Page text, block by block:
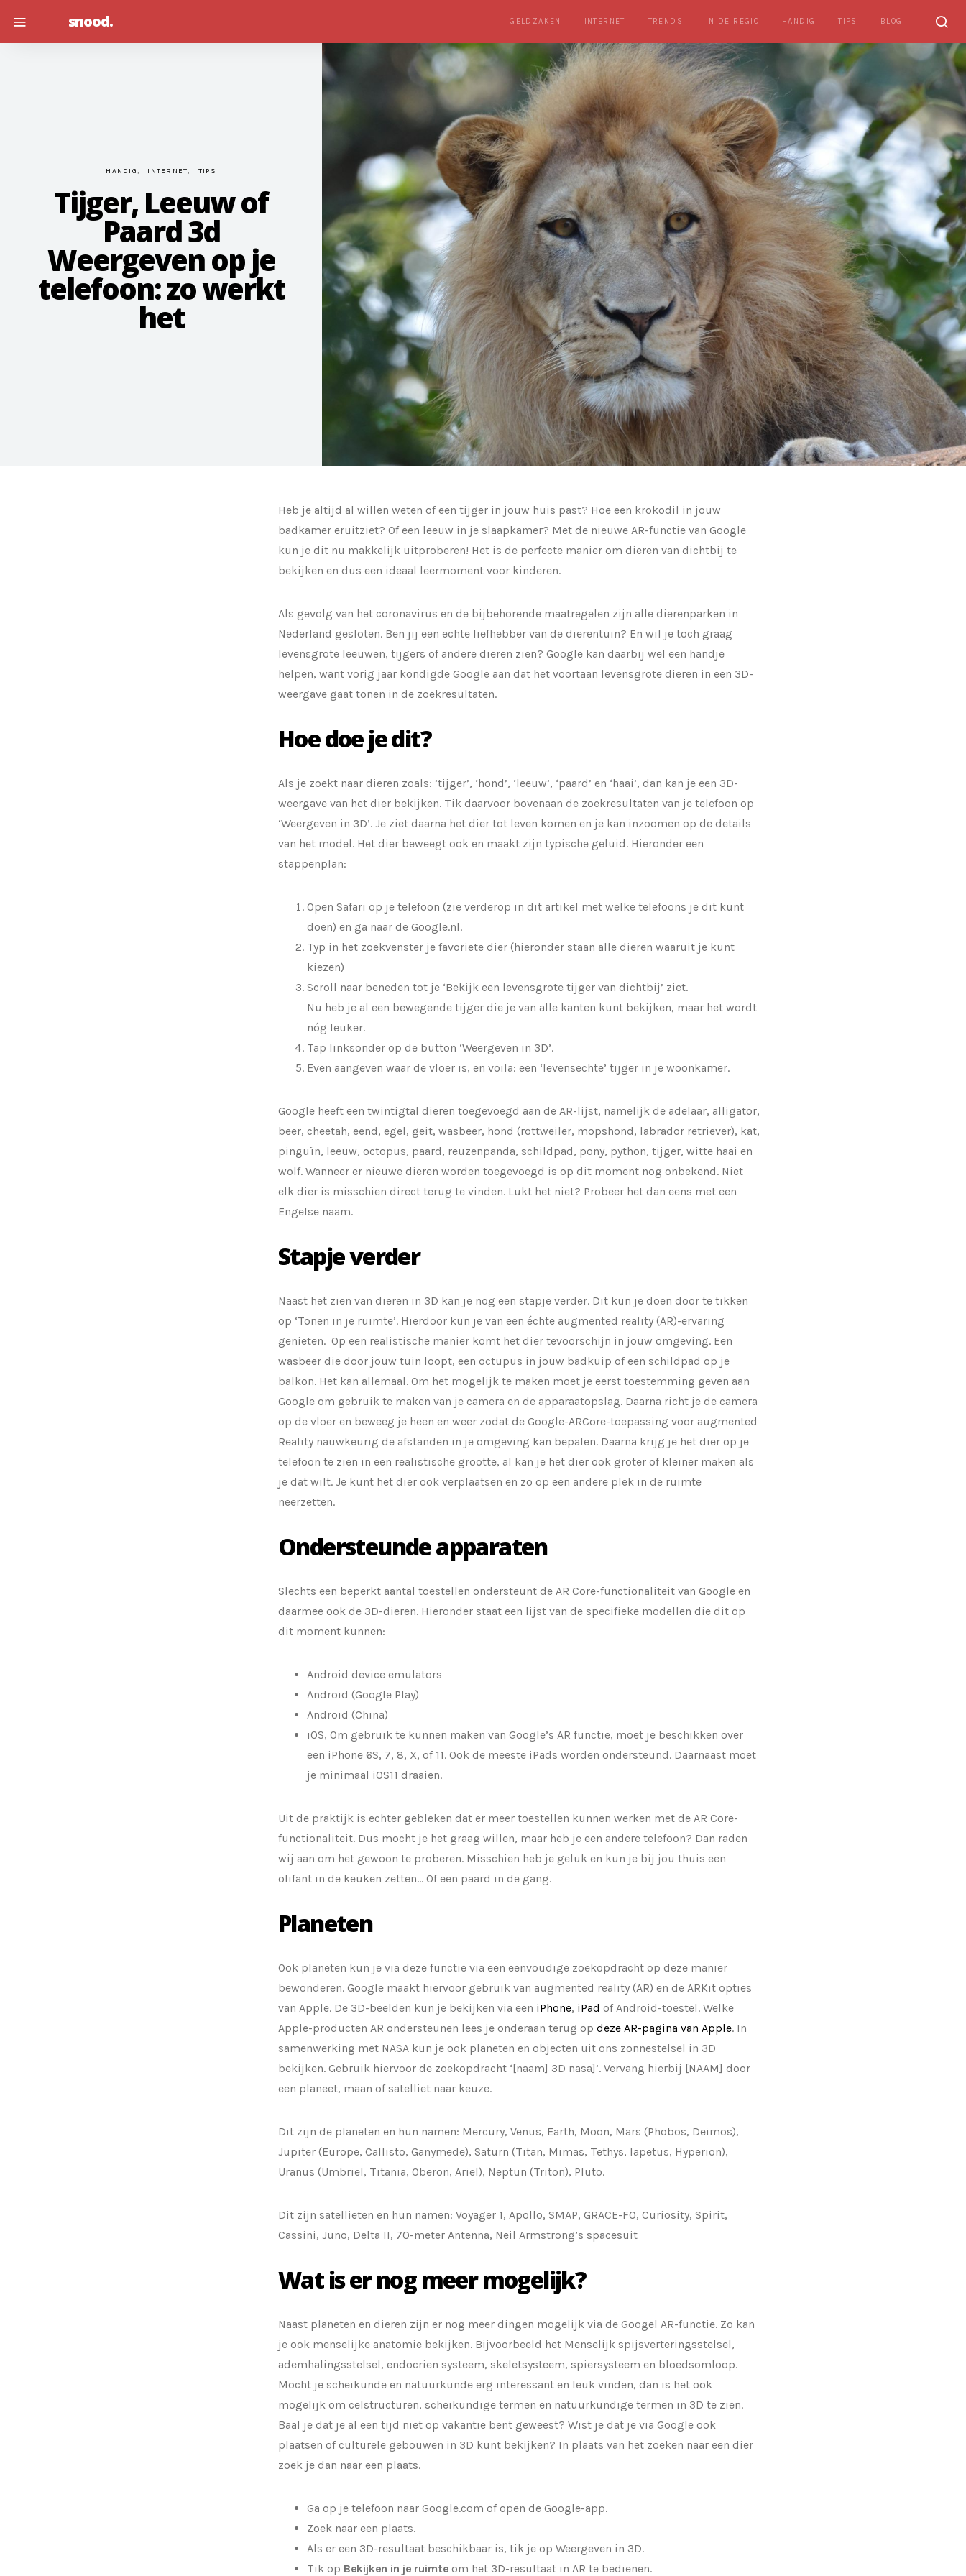
snood. GELDZAKEN INTERNET TRENDS IN DE REGIO HANDIG TIPS BLOG
HANDIG INTERNET TIPS
Tijger, Leeuw of
Paard 3d
Weergeven op je
telefoon: zo werkt
het
Heb je altijd al willen weten of een tijger in jouw huis past? Hoe een krokodil in jouw
badkamer eruitziet? Of een leeuw in je slaapkamer? Met de nieuwe AR-functie van Google
kun je dit nu makkelijk uitproberen! Het is de perfecte manier om dieren van dichtbij te
bekijken en dus een ideaal leermoment voor kinderen.
Als gevolg van het coronavirus en de bijbehorende maatregelen zijn alle dierenparken in
Nederland gesloten. Ben jij een echte liefhebber van de dierentuin? En wil je toch graag
levensgrote leeuwen, tijgers of andere dieren zien? Google kan daarbij wel een handje
helpen, want vorig jaar kondigde Google aan dat het voortaan levensgrote dieren in een 3D-
weergave gaat tonen in de zoekresultaten.
Hoe doe je dit?
Als je zoekt naar dieren zoals: ’tijger’, ‘hond’, ‘leeuw’, ‘paard’ en ‘haai’, dan kan je een 3D-
weergave van het dier bekijken. Tik daarvoor bovenaan de zoekresultaten van je telefoon op
‘Weergeven in 3D’. Je ziet daarna het dier tot leven komen en je kan inzoomen op de details
van het model. Het dier beweegt ook en maakt zijn typische geluid. Hieronder een
stappenplan:
Open Safari op je telefoon (zie verderop in dit artikel met welke telefoons je dit kunt
doen) en ga naar de Google.nl.
Typ in het zoekvenster je favoriete dier (hieronder staan alle dieren waaruit je kunt
kiezen)
Scroll naar beneden tot je ‘Bekijk een levensgrote tijger van dichtbij’ ziet.
Nu heb je al een bewegende tijger die je van alle kanten kunt bekijken, maar het wordt
nóg leuker.
Tap linksonder op de button ‘Weergeven in 3D’.
Even aangeven waar de vloer is, en voila: een ‘levensechte’ tijger in je woonkamer.
Google heeft een twintigtal dieren toegevoegd aan de AR-lijst, namelijk de adelaar, alligator,
beer, cheetah, eend, egel, geit, wasbeer, hond (rottweiler, mopshond, labrador retriever), kat,
pinguïn, leeuw, octopus, paard, reuzenpanda, schildpad, pony, python, tijger, witte haai en
wolf. Wanneer er nieuwe dieren worden toegevoegd is op dit moment nog onbekend. Niet
elk dier is misschien direct terug te vinden. Lukt het niet? Probeer het dan eens met een
Engelse naam.
Stapje verder
Naast het zien van dieren in 3D kan je nog een stapje verder. Dit kun je doen door te tikken
op ‘Tonen in je ruimte’. Hierdoor kun je van een échte augmented reality (AR)-ervaring
genieten. Op een realistische manier komt het dier tevoorschijn in jouw omgeving. Een
wasbeer die door jouw tuin loopt, een octupus in jouw badkuip of een schildpad op je
balkon. Het kan allemaal. Om het mogelijk te maken moet je eerst toestemming geven aan
Google om gebruik te maken van je camera en de apparaatopslag. Daarna richt je de camera
op de vloer en beweeg je heen en weer zodat de Google-ARCore-toepassing voor augmented
Reality nauwkeurig de afstanden in je omgeving kan bepalen. Daarna krijg je het dier op je
telefoon te zien in een realistische grootte, al kan je het dier ook groter of kleiner maken als
je dat wilt. Je kunt het dier ook verplaatsen en zo op een andere plek in de ruimte
neerzetten.
Ondersteunde apparaten
Slechts een beperkt aantal toestellen ondersteunt de AR Core-functionaliteit van Google en
daarmee ook de 3D-dieren. Hieronder staat een lijst van de specifieke modellen die dit op
dit moment kunnen:
Android device emulators
Android (Google Play)
Android (China)
iOS, Om gebruik te kunnen maken van Google’s AR functie, moet je beschikken over
een iPhone 6S, 7, 8, X, of 11. Ook de meeste iPads worden ondersteund. Daarnaast moet
je minimaal iOS11 draaien.
Uit de praktijk is echter gebleken dat er meer toestellen kunnen werken met de AR Core-
functionaliteit. Dus mocht je het graag willen, maar heb je een andere telefoon? Dan raden
wij aan om het gewoon te proberen. Misschien heb je geluk en kun je bij jou thuis een
olifant in de keuken zetten… Of een paard in de gang.
Planeten
Ook planeten kun je via deze functie via een eenvoudige zoekopdracht op deze manier
bewonderen. Google maakt hiervoor gebruik van augmented reality (AR) en de ARKit opties
van Apple. De 3D-beelden kun je bekijken via een iPhone, iPad of Android-toestel. Welke
Apple-producten AR ondersteunen lees je onderaan terug op deze AR-pagina van Apple. In
samenwerking met NASA kun je ook planeten en objecten uit ons zonnestelsel in 3D
bekijken. Gebruik hiervoor de zoekopdracht ‘[naam] 3D nasa]’. Vervang hierbij [NAAM] door
een planeet, maan of satelliet naar keuze.
Dit zijn de planeten en hun namen: Mercury, Venus, Earth, Moon, Mars (Phobos, Deimos),
Jupiter (Europe, Callisto, Ganymede), Saturn (Titan, Mimas, Tethys, Iapetus, Hyperion),
Uranus (Umbriel, Titania, Oberon, Ariel), Neptun (Triton), Pluto.
Dit zijn satellieten en hun namen: Voyager 1, Apollo, SMAP, GRACE-FO, Curiosity, Spirit,
Cassini, Juno, Delta II, 70-meter Antenna, Neil Armstrong’s spacesuit
Wat is er nog meer mogelijk?
Naast planeten en dieren zijn er nog meer dingen mogelijk via de Googel AR-functie. Zo kan
je ook menselijke anatomie bekijken. Bijvoorbeeld het Menselijk spijsverteringsstelsel,
ademhalingsstelsel, endocrien systeem, skeletsysteem, spiersysteem en bloedsomloop.
Mocht je scheikunde en natuurkunde erg interessant en leuk vinden, dan is het ook
mogelijk om celstructuren, scheikundige termen en natuurkundige termen in 3D te zien.
Baal je dat je al een tijd niet op vakantie bent geweest? Wist je dat je via Google ook
plaatsen of culturele gebouwen in 3D kunt bekijken? In plaats van het zoeken naar een dier
zoek je dan naar een plaats.
Ga op je telefoon naar Google.com of open de Google-app.
Zoek naar een plaats.
Als er een 3D-resultaat beschikbaar is, tik je op Weergeven in 3D.
Tik op Bekijken in je ruimte om het 3D-resultaat in AR te bedienen.